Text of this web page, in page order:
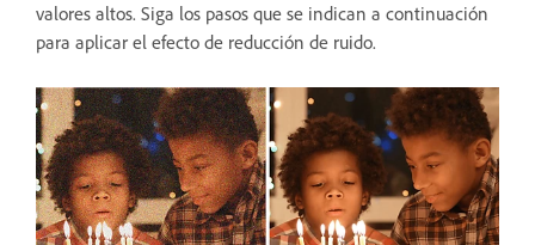
valores altos. Siga los pasos que se indican a continuación
para aplicar el efecto de reducción de ruido.